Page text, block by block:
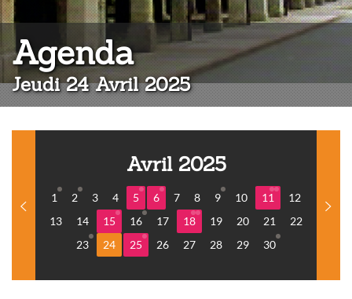
Agenda:
Jeudi 24 Avril 2025
Avril 2025
1 2 3 4 5 6 7 8 9 10 11
12
13
14 15 16 17 18 19 20 21
22
23
24 25 26 27 28 29 30